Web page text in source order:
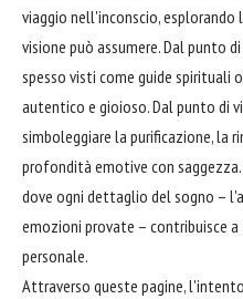
viaggio nell'inconscio,
visione può assumere. Dal punto
spesso visti come guide spirituali
autentico e gioioso. Dal punto di
simboleggiare la purificazione, la
profondità emotive con
dove ogni dettaglio del sogno –
emozioni provate – contribuisce a
personale.
Attraverso queste pagine,